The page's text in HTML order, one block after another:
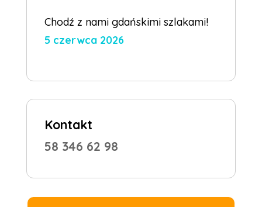
Chodź z nami gdańskimi szlakami!
5 czerwca 2026
Kontakt
58 346 62 98